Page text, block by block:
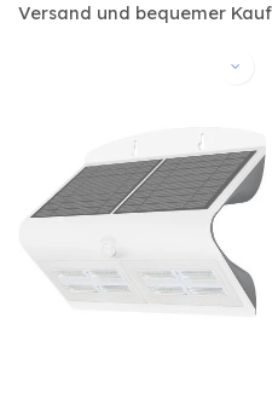
Versand und bequemer